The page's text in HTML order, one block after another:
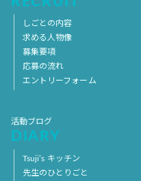
しごとの内容
求める人物像
募集要項
応募の流れ
エントリーフォーム
活動ブログ
DIARY
Tsuji’s キッチン
先生のひとりごと